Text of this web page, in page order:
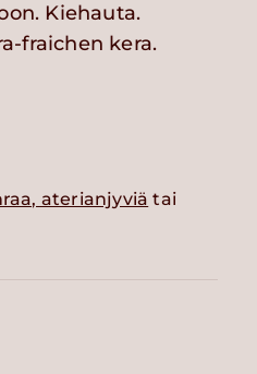
Kiehauta.
fraichen kera.
aterianjyviä tai